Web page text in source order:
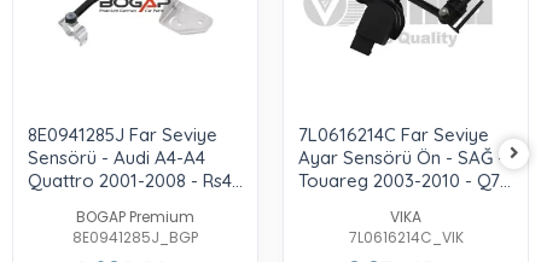
8E0941285J Far Seviye
Sensörü - Audi A4-A4
Quattro 2001-2008 - Rs4
BOGAP Premium
8E0941285J_BGP
7L0616214C Far Seviye
Ayar Sensörü Ön - SAĞ -
Touareg 2003-2010 - Q7
VIKA
7L0616214C_VIK